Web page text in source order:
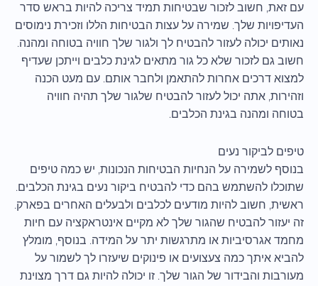
עם זאת, חשוב לזכור שבטיחות תמיד צריכה להיות בראש סדר
העדיפויות שלך. שמירה על עצות הבטיחות הללו וזכירת נימוסים
נאותים יכולה לעזור להבטיח לך ולגור שלך חוויה בטוחה ומהנה.
חשוב גם לזכור שלא כל גור מתאים לגינת כלבים וייתכן שעדיף
למצוא דרכים אחרות להתאמן ולחבר אותם. עם מעט הכנה
וזהירות, אתה יכול לעזור להבטיח שלגור שלך תהיה חוויה
בטוחה ומהנה בגינת הכלבים.
טיפים לביקור נעים
בנוסף לשמירה על הנחיות הבטיחות הנכונות, יש כמה טיפים
שתוכלו להשתמש בהם כדי להבטיח ביקור נעים בגינת הכלבים.
ראשית, חשוב להיות מודעים לכלבים ולבעלים האחרים בפארק.
זה יעזור להבטיח שהגור שלך לא מקיים אינטראקציה עם חיות
מחמד אגרסיביות או מתרגשות יתר על המידה. בנוסף, מומלץ
להביא איתך כמה צעצועים או פינוקים שיעזרו לך לשמור על
מעורבות והבידור של הגור שלך. זו יכולה להיות גם דרך מצוינת